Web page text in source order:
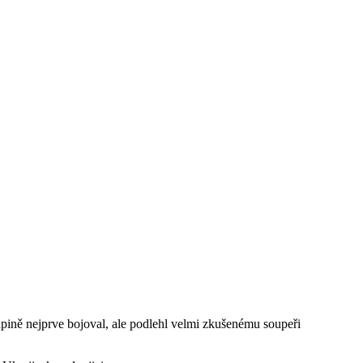
nejprve bojoval, ale podlehl velmi zkušenému soupeři